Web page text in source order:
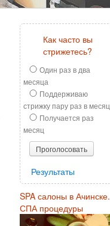
Как часто вы
стрижетесь?
Один раз в два
месяца
Поддерживаю
стрижку пару раз в месяц
Получается раз
месяц
Проголосовать
Результаты
SPA салоны в Ачинске.
СПА процедуры